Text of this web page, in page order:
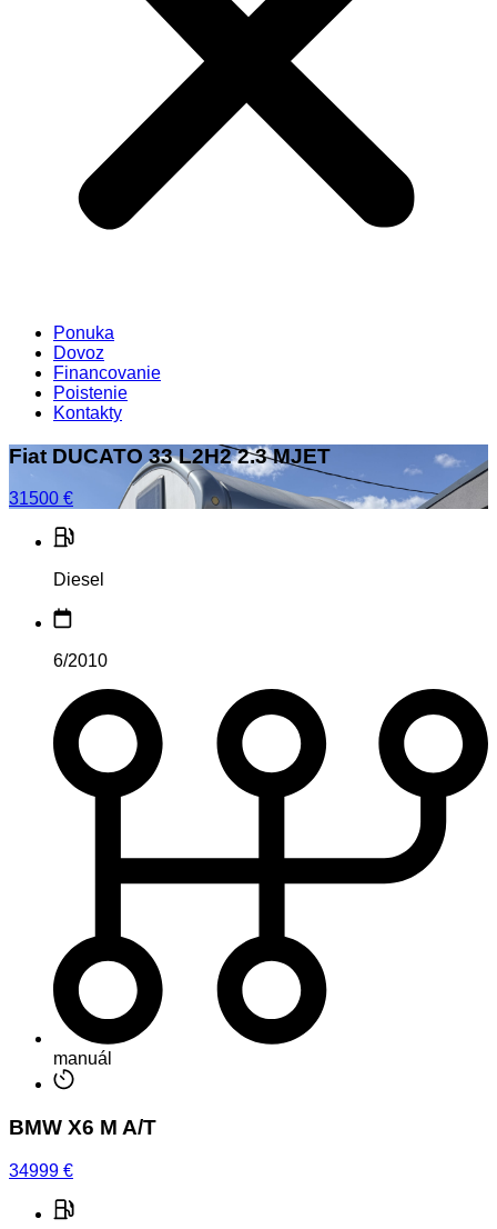
Ponuka
Dovoz
Financovanie
Poistenie
Kontakty
Fiat DUCATO 33 L2H2 2.3 MJET
31500 €
Diesel
6/2010
manuál
BMW X6 M A/T
34999 €